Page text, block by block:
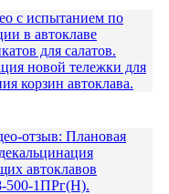
с испытанием по
в автоклаве
для салатов.
новой тележки для
корзин автоклава.
отзыв: Плановая
автоклавов
1ПРг(Н).